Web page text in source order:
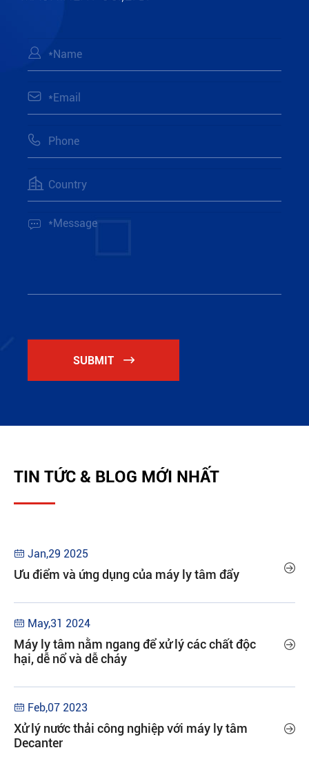





SUBMIT 
TIN TỨC & BLOG MỚI NHẤT
 Jan,29 2025
Ưu điểm và ứng dụng của máy ly tâm đẩy 
 May,31 2024
Máy ly tâm nằm ngang để xử lý các chất độc
hại, dễ nổ và dễ cháy

 Feb,07 2023
Xử lý nước thải công nghiệp với máy ly tâm
Decanter
